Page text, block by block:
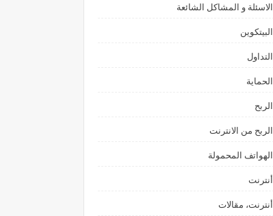
الاسئلة و المشاكل الشائعة
البيتكوين
التداول
الحماية
الربح
الربح من الانترنت
الهواتف المحمولة
أنترنت
أنترنت، مقالات